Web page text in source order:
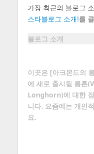
가장 최근의 블로그
스타블로그 소개!를
블로그 소개
이곳은 [아크몬드의
에 새로 출시될 롱혼
Longhorn)에 대한
니다. 요즘에는 개인
요.